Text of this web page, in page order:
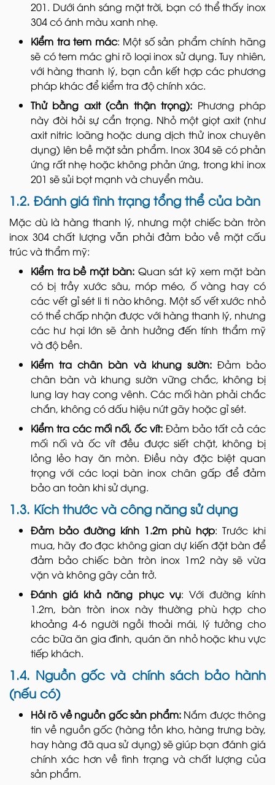
201. Dưới ánh sáng mặt trời, bạn có thể thấy inox
304 có ánh màu xanh nhẹ.
Kiểm tra tem mác: Một số sản phẩm chính hãng
sẽ có tem mác ghi rõ loại inox sử dụng. Tuy nhiên,
với hàng thanh lý, bạn cần kết hợp các phương
pháp khác để kiểm tra độ chính xác.
Thử bằng axit (cần thận trọng): Phương pháp
này đòi hỏi sự cẩn trọng. Nhỏ một giọt axit (như
axit nitric loãng hoặc dung dịch thử inox chuyên
dụng) lên bề mặt sản phẩm. Inox 304 sẽ có phản
ứng rất nhẹ hoặc không phản ứng, trong khi inox
201 sẽ sủi bọt mạnh và chuyển màu.
1.2. Đánh giá tình trạng tổng thể của bàn
Mặc dù là hàng thanh lý, nhưng một chiếc bàn tròn
inox 304 chất lượng vẫn phải đảm bảo về mặt cấu
trúc và thẩm mỹ:
Kiểm tra bề mặt bàn: Quan sát kỹ xem mặt bàn
có bị trầy xước sâu, móp méo, ố vàng hay có
các vết gỉ sét li ti nào không. Một số vết xước nhỏ
có thể chấp nhận được với hàng thanh lý, nhưng
các hư hại lớn sẽ ảnh hưởng đến tính thẩm mỹ
và độ bền.
Kiểm tra chân bàn và khung sườn:Đảm bảo
chân bàn và khung sườn vững chắc, không bị
lung lay hay cong vênh. Các mối hàn phải chắc
chắn, không có dấu hiệu nứt gãy hoặc gỉ sét.
Kiểm tra các mối nối, ốc vít: Đảm bảo tất cả các
mối nối và ốc vít đều được siết chặt, không bị
lỏng lẻo hay ăn mòn. Điều này đặc biệt quan
trọng với các loại bàn inox chân gấp để đảm
bảo an toàn khi sử dụng.
1.3. Kích thước và công năng sử dụng
Đảm bảo đường kính 1.2m phù hợp: Trước khi
mua, hãy đo đạc không gian dự kiến đặt bàn để
đảm bảo chiếc bàn tròn inox 1m2 này sẽ vừa
vặn và không gây cản trở.
Đánh giá khả năng phục vụ: Với đường kính
1.2m, bàn tròn inox này thường phù hợp cho
khoảng 4-6 người ngồi thoải mái, lý tưởng cho
các bữa ăn gia đình, quán ăn nhỏ hoặc khu vực
tiếp khách.
1.4. Nguồn gốc và chính sách bảo hành
(nếu có)
Hỏi rõ về nguồn gốc sản phẩm:Nắm được thông
tin về nguồn gốc (hàng tồn kho, hàng trưng bày,
hay hàng đã qua sử dụng) sẽ giúp bạn đánh giá
chính xác hơn về tình trạng và chất lượng của
sản phẩm.